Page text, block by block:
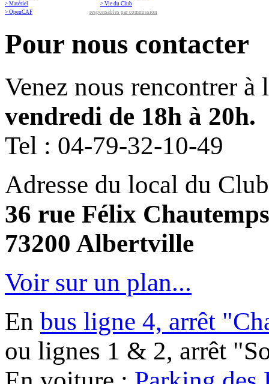
> Matériel
> OpenCAF
> Vie du Club
responsables par commission
Pour nous contacter
Venez nous rencontrer à
vendredi de 18h à 20h.
Tel : 04-79-32-10-49
Adresse du local du
36 rue Félix Chautemps
73200 Albertville
Voir sur un plan...
En bus ligne 4, arrêt
ou lignes 1 & 2, arrêt